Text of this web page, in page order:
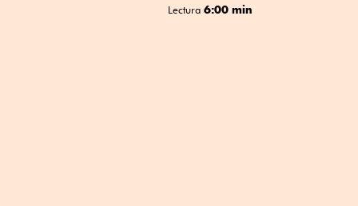
Lectura 6:00 min